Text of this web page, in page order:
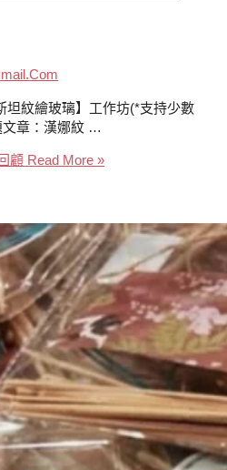
坦紋繪玻璃】工作坊(*支持少數
文章：漢娜紋 …
顧 Read More »